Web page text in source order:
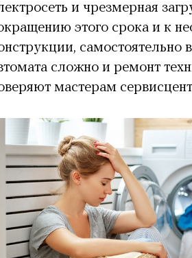
и чрезмерная
этого срока и к
самостоятельно
сложно и ремонт
мастерам